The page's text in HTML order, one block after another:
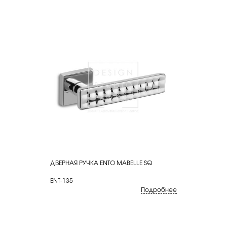
КУПИТЬ
ДВЕРНАЯ РУЧКА ENTO MABELLE SQ
ENT-135
Подробнее